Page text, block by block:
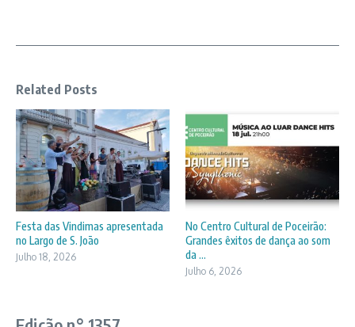
Related Posts
Festa das Vindimas apresentada
no Largo de S. João
Julho 18, 2026
No Centro Cultural de Poceirão:
Grandes êxitos de dança ao som
da ...
Julho 6, 2026